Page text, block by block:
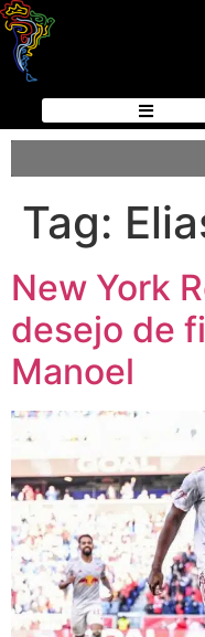
Tag:
New York
desejo de
Manoel